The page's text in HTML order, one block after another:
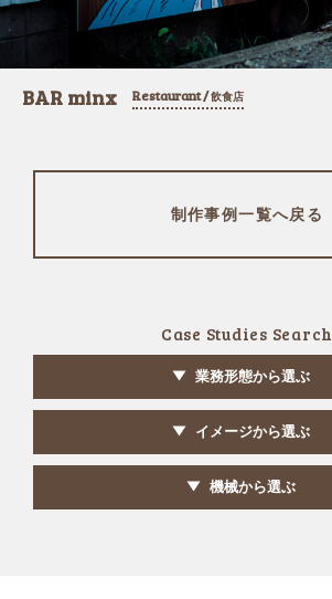
BAR minx Restaurant /飲食店
制作事例一覧へ戻る
Case Studies Search
業務形態から選ぶ
イメージから選ぶ
機械から選ぶ